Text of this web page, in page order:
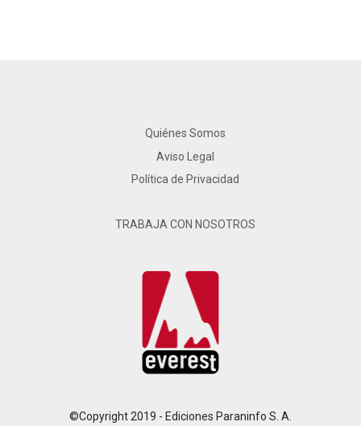
Quiénes Somos
Aviso Legal
Política de Privacidad
TRABAJA CON NOSOTROS
©Copyright 2019 - Ediciones Paraninfo S. A.